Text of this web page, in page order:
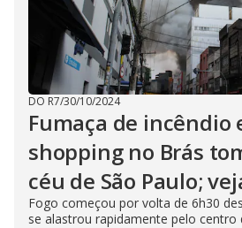
DO R7/30/10/2024
Fumaça de incêndio
shopping no Brás
céu de São Paulo;
Fogo começou por volta de 6h30
se alastrou rapidamente pelo centro